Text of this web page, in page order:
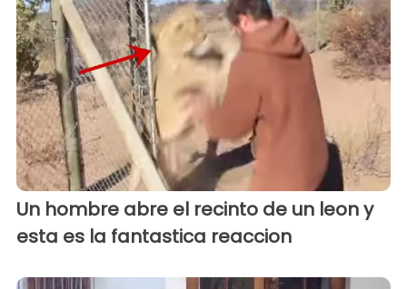
Un hombre abre el recinto de un leon y
esta es la fantastica reaccion